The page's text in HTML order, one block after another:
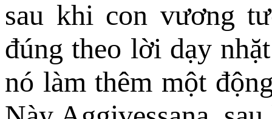
sau khi con vương
đúng theo lời dạy
nó làm thêm một